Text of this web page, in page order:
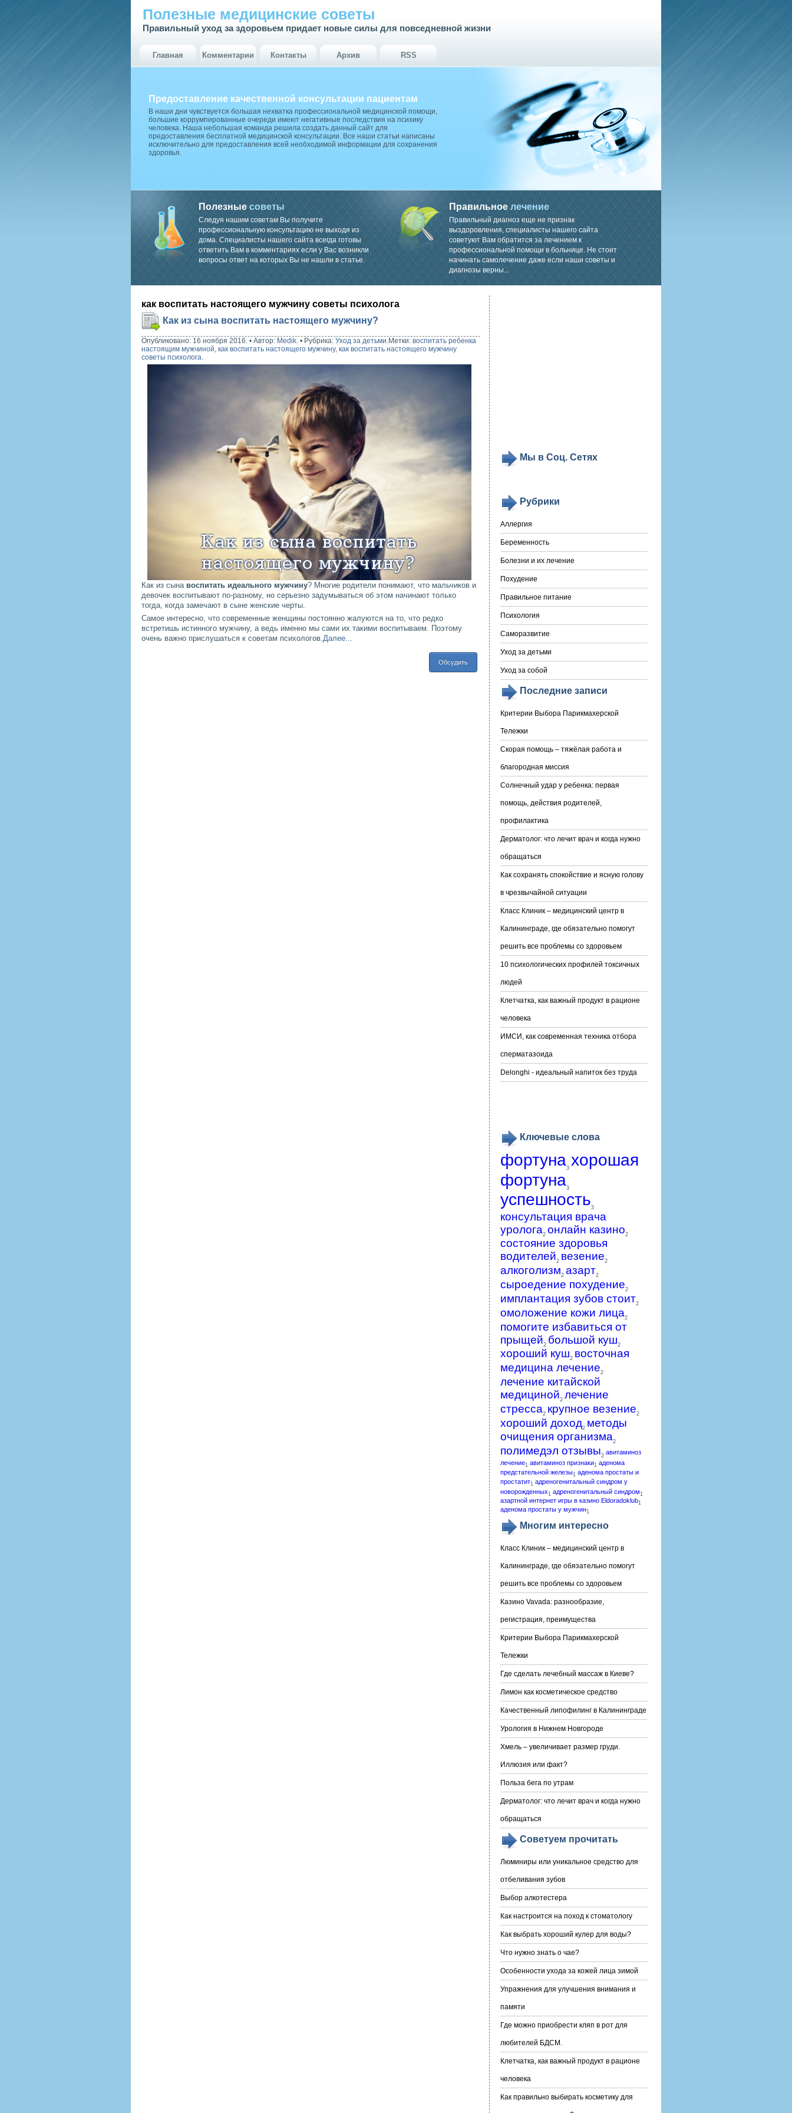
Полезные медицинские советы
Правильный уход за здоровьем придает новые силы для повседневной жизни
Главная Комментарии Контакты Архив RSS
Предоставление качественной консультации пациентам
В наши дни чувствуется большая нехватка профессиональной медицинской помощи,
большие коррумпированные очереди имеют негативные последствия на психику
человека. Наша небольшая команда решила создать данный сайт для
предоставления бесплатной медицинской консультации. Все наши статьи написаны
исключительно для предоставления всей необходимой информации для сохранения
здоровья.
Полезныесоветы
Следуя нашим советам Вы получите
профессиональную консультацию не выходя из
дома. Специалисты нашего сайта всегда готовы
ответить Вам в комментариях если у Вас возникли
вопросы ответ на которых Вы не нашли в статье.
Правильное лечение
Правильный диагноз еще не признак
выздоровления, специалисты нашего сайта
советуют Вам обратится за лечением к
профессиональной помощи в больнице. Не стоит
начинать самолечение даже если наши советы и
диагнозы верны...
как воспитать настоящего мужчину советы психолога
Как из сына воспитать настоящего мужчину?
Опубликовано: 16 ноября 2016. • Автор: Medik. • Рубрика: Уход за детьми.Метки: воспитать ребенка
настоящим мужчиной, как воспитать настоящего мужчину, как воспитать настоящего мужчину
советы психолога.
Как из сына воспитать идеального мужчину? Многие родители понимают, что мальчиков и
девочек воспитывают по-разному, но серьезно задумываться об этом начинают только
тогда, когда замечают в сыне женские черты.
Самое интересно, что современные женщины постоянно жалуются на то, что редко
встретишь истинного мужчину, а ведь именно мы сами их такими воспитываем. Поэтому
очень важно прислушаться к советам психологов.Далее...
Обсудить
Мы в Соц. Сетях
Рубрики
Аллергия
Беременность
Болезни и их лечение
Похудение
Правильное питание
Психология
Саморазвитие
Уход за детьми
Уход за собой
Последние записи
Критерии Выбора Парикмахерской
Тележки
Скорая помощь – тяжёлая работа и
благородная миссия
Солнечный удар у ребенка: первая
помощь, действия родителей,
профилактика
Дерматолог: что лечит врач и когда нужно
обращаться
Как сохранять спокойствие и ясную голову
в чрезвычайной ситуации
Класс Клиник – медицинский центр в
Калининграде, где обязательно помогут
решить все проблемы со здоровьем
10 психологических профилей токсичных
людей
Клетчатка, как важный продукт в рационе
человека
ИМСИ, как современная техника отбора
сперматазоида
Delonghi - идеальный напиток без труда
Ключевые слова
фортуна3 хорошая
фортуна3
успешность3
консультация врача
уролога2 онлайн казино2
состояние здоровья
водителей2 везение2
алкоголизм2 азарт2
сыроедение похудение2
имплантация зубов стоит2
омоложение кожи лица2
помогите избавиться от
прыщей2 большой куш2
хороший куш2 восточная
медицина лечение2
лечение китайской
медициной2 лечение
стресса2 крупное везение2
хороший доход2 методы
очищения организма2
полимедэл отзывы2 авитаминоз
лечение1 авитаминоз признаки1 аденома
предстательной железы1 аденома простаты и
простатит1 адреногенитальный синдром у
новорожденных 1 адреногенитальный синдром 1
азартной интернет игры в казино Eldoradoklub1
аденома простаты у мужчин1
Многим интересно
Класс Клиник – медицинский центр в
Калининграде, где обязательно помогут
решить все проблемы со здоровьем
Казино Vavada: разнообразие,
регистрация, преимущества
Критерии Выбора Парикмахерской
Тележки
Где сделать лечебный массаж в Киеве?
Лимон как косметическое средство
Качественный липофилинг в Калининграде
Урология в Нижнем Новгороде
Хмель – увеличивает размер груди.
Иллюзия или факт?
Польза бега по утрам
Дерматолог: что лечит врач и когда нужно
обращаться
Советуем прочитать
Люминиры или уникальное средство для
отбеливания зубов
Выбор алкотестера
Как настроится на поход к стоматологу
Как выбрать хороший кулер для воды?
Что нужно знать о чае?
Особенности ухода за кожей лица зимой
Упражнения для улучшения внимания и
памяти
Где можно приобрести кляп в рот для
любителей БДСМ.
Клетчатка, как важный продукт в рационе
человека
Как правильно выбирать косметику для